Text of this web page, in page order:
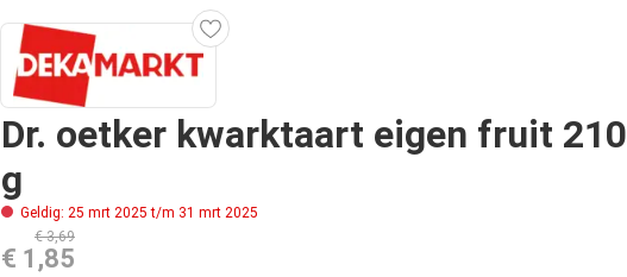
Dr. oetker kwarktaart eigen fruit 210
g
Geldig: 25 mrt 2025 t/m 31 mrt 2025
€ 3,69
€ 1,85